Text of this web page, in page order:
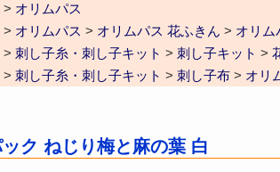
> オリムパス
> オリムパス > オリムパス 花ふきん > オリム
> 刺し子糸・刺し子キット > 刺し子キット >
> 刺し子糸・刺し子キット > 刺し子布 > オリ
ク ねじり梅と麻の葉 白